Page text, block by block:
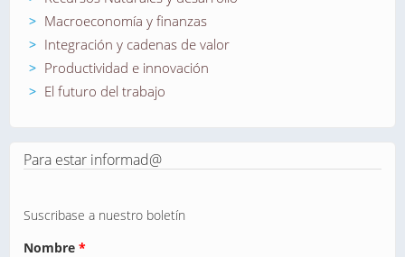
Macroeconomía y finanzas
Integración y cadenas de valor
Productividad e innovación
El futuro del trabajo
Para estar informad@
Suscribase a nuestro boletín
Nombre *